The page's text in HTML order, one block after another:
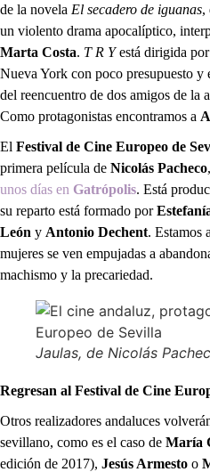
de la novela El secadero de iguanas,
un violento drama apocalíptico,
Marta Costa. T R Yestá dirigida por
Nueva York con poco presupuesto y
del reencuentro de dos amigos de la
Como protagonistas encontramos a
El Festival de Cine Europeo de
primera película de Nicolás Pacheco,
unos días en Gatrópolis. Está
su reparto está formado por
León y Antonio Dechent. Estamos
mujeres se ven empujadas a
machismo y la precariedad.
Jaulas, de Nicolás
Regresan al Festival de Cine
Otros realizadores andaluces
sevillano, como es el caso de María
edición de 2017), Jesús Armesto o